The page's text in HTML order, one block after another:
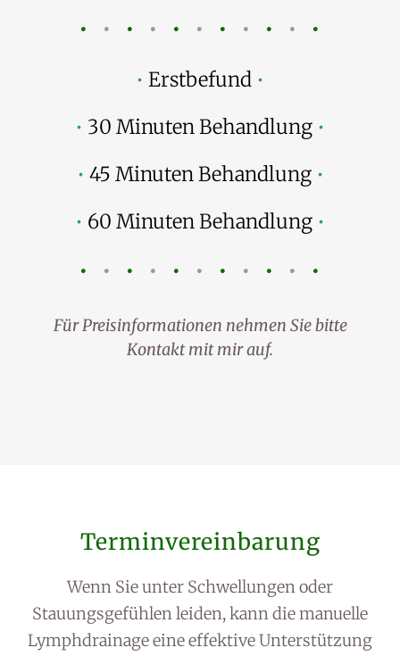
• • • • • • • • • • •
• Erstbefund •
• 30 Minuten Behandlung •
• 45 Minuten Behandlung •
• 60 Minuten Behandlung •
• • • • • • • • • • •
Für Preisinformationen nehmen Sie bitte
Kontakt mit mir auf.
Terminvereinbarung
Wenn Sie unter Schwellungen oder
Stauungsgefühlen leiden, kann die manuelle
Lymphdrainage eine effektive Unterstützung